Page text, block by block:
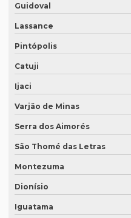
Revisão de textos em coreano
Revisão de textos em espanhol
Revisão de textos em inglês
Revisão de textos em japonês
Revisão de textos jurídicos
Revisão de textos em mandarim
Revisão de textos em português
Revisão de textos técnicos
Revisão de trabalhos
Guidoval
Lassance
Pintópolis
Catuji
Ijaci
Varjão de Minas
Serra dos Aimorés
São Thomé das Letras
Montezuma
Dionísio
Iguatama